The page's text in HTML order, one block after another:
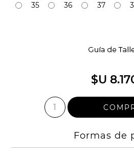
35
36 37
$U
Formas de